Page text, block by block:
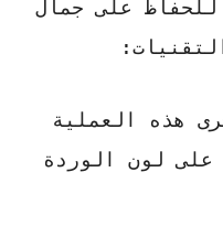
على جمال
هذه العملية
على لون الوردة